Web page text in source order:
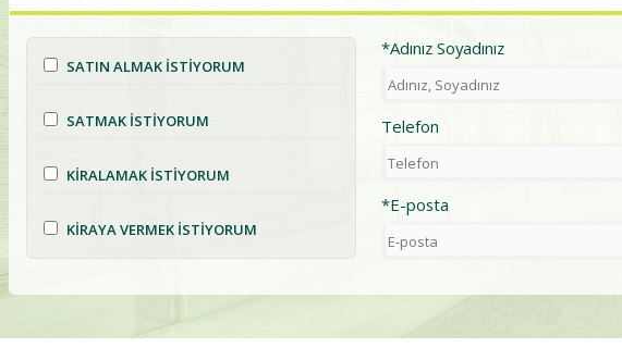
SATIN ALMAK İSTİYORUM
SATMAK İSTİYORUM
KİRALAMAK İSTİYORUM
KİRAYA VERMEK İSTİYORUM
*Adınız Soyadınız
Telefon
*E-posta